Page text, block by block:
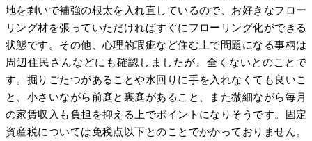
地を剥いで補強の根太を入れ直しているので、お好きなフロー
リング材を張っていただければすぐにフローリング化ができる
状態です。その他、心理的瑕疵など住む上で問題になる事柄は
周辺住民さんなどにも確認しましたが、全くないとのことで
す。掘りごたつがあることや水回りに手を入れなくても良いこ
と、小さいながら前庭と裏庭があること、また微細ながら毎月
の家賃収入も負担を抑える上でポイントになりそうです。固定
資産税については免税点以下とのことでかかっておりません。